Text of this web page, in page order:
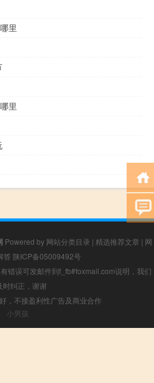
里
里
Powered by 网站分类目录 | 精选推荐文章 | 网
答 陕ICP备05009492号
错误可发邮件到f_fb#foxmail.com说明，我们
时纠正，谢谢
，不接盈利性广告及商业合作
小男孩